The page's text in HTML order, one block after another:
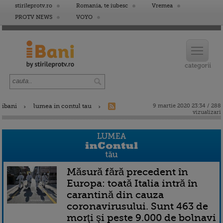
stirileprotv.ro Romania, te iubesc
Vremea
PROTV NEWS
VOYO
ibani lumea in contul tau
9 martie 2020 23:34 / 288
vizualizari
Măsură fără precedent în
Europa: toată Italia intră în
carantină din cauza
coronavirusului. Sunt 463 de
morţi şi peste 9.000 de bolnavi